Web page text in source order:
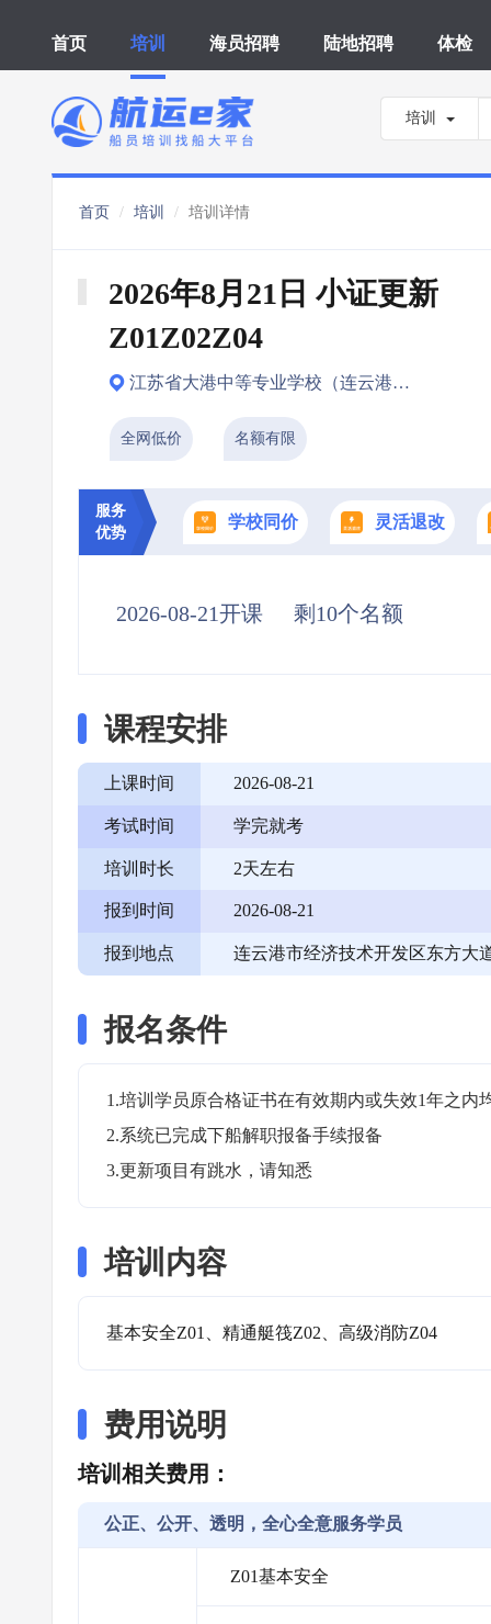
首页 培训 海员招聘 陆地招聘 体检
培训
首页 培训 培训详情
2026年8月21日 小证更新
Z01Z02Z04
江苏省大港中等专业学校（连云港市）
全网低价 名额有限
服务
优势
学校同价 灵活退改
2026-08-21开课 剩10个名额
课程安排
上课时间 2026-08-21
考试时间 学完就考
培训时长 2天左右
报到时间 2026-08-21
报到地点 连云港市经济技术开发区东方大
报名条件
1.培训学员原合格证书在有效期内或失效1年之内
2.系统已完成下船解职报备手续报备
3.更新项目有跳水，请知悉
培训内容
基本安全Z01、精通艇筏Z02、高级消防Z04
费用说明
培训相关费用：
公正、公开、透明，全心全意服务学员
Z01基本安全